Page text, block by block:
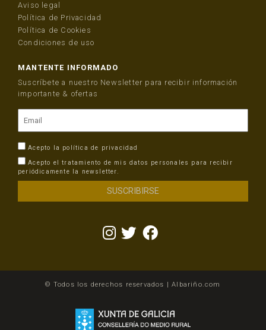
Aviso legal
Política de Privacidad
Política de Cookies
Condiciones de uso
MANTENTE INFORMADO
Suscríbete a nuestro Newsletter para recibir información
importante & ofertas
Acepto la política de privacidad
Acepto el tratamiento de mis datos personales para recibir
periódicamente la newsletter.
© Todos los derechos reservados | Albariño.com